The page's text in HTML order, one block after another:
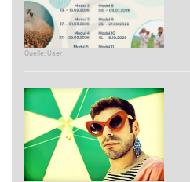
Quelle: User